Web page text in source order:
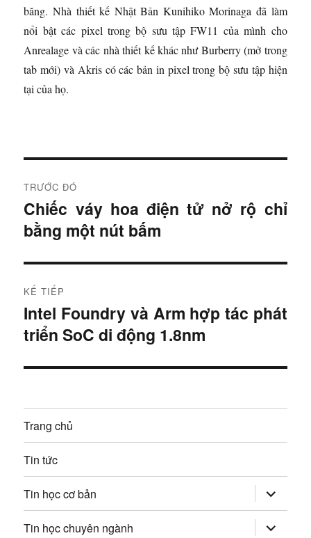
băng. Nhà thiết kế Nhật Bản Kunihiko Morinaga đã làm
nổi bật các pixel trong bộ sưu tập FW11 của mình cho
Anrealage và các nhà thiết kế khác như Burberry(mở trong
tab mới) và Akris có các bản in pixel trong bộ sưu tập hiện
tại của họ.
i
ề
u
h
ư
g
b
à
i
v
TRƯỚC ĐÓ
B
à
t
r
ư
ớ
c
:
Chiếc váy hoa điện tử nở rộ chỉ
bằng một nút bấm
KẾ TIẾP
B
à
t
ế
p
Intel Foundry và Arm hợp tác phát
triển SoC di động 1.8nm
Trang chủ
Tin tức
Tin học cơ bản mở
rộng
trình
đơn
con
Tin học chuyên ngành mở